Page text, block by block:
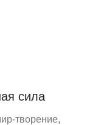
сила
творение,